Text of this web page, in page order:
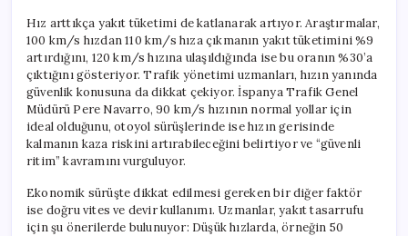
Hız arttıkça yakıt tüketimi de katlanarak artıyor. Araştırmalar,
100 km/s hızdan 110 km/s hıza çıkmanın yakıt tüketimini %9
artırdığını, 120 km/s hızına ulaşıldığında ise bu oranın %30’a
çıktığını gösteriyor. Trafik yönetimi uzmanları, hızın yanında
güvenlik konusuna da dikkat çekiyor. İspanya Trafik Genel
Müdürü Pere Navarro, 90 km/s hızının normal yollar için
ideal olduğunu, otoyol sürüşlerinde ise hızın gerisinde
kalmanın kaza riskini artırabileceğini belirtiyor ve “güvenli
ritim” kavramını vurguluyor.
Ekonomik sürüşte dikkat edilmesi gereken bir diğer faktör
ise doğru vites ve devir kullanımı. Uzmanlar, yakıt tasarrufu
için şu önerilerde bulunuyor: Düşük hızlarda, örneğin 50